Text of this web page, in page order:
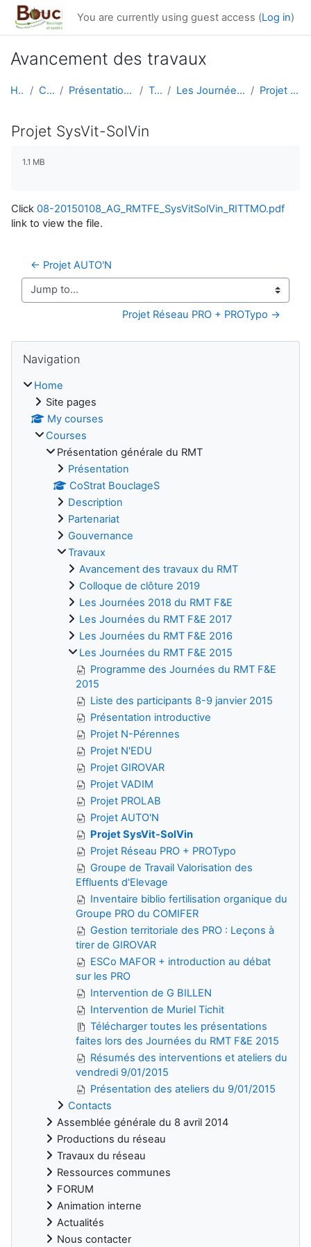
Skip to main content
You are currently using guest access (Log in)
Avancement des travaux
Home Courses Présentation générale du RMT Travaux Les Journées du RMT F&E 2015 Projet SysVit-SolVin
Projet SysVit-SolVin
1.1 MB
Click 08-20150108_AG_RMTFE_SysVitSolVin_RITTMO.pdf
link to view the file.
← Projet AUTO'N
Jump to...
Projet Réseau PRO + PROTypo →
Blocks
Navigation
Home
Site pages
My courses
Courses
Présentation générale du RMT
Présentation
CoStrat BouclageS
Description
Partenariat
Gouvernance
Travaux
Avancement des travaux du RMT
Colloque de clôture 2019
Les Journées 2018 du RMT F&E
Les Journées du RMT F&E 2017
Les Journées du RMT F&E 2016
Les Journées du RMT F&E 2015
Programme des Journées du RMT F&E
2015
Liste des participants 8-9 janvier 2015
Présentation introductive
Projet N-Pérennes
Projet N'EDU
Projet GIROVAR
Projet VADIM
Projet PROLAB
Projet AUTO'N
Projet SysVit-SolVin
Projet Réseau PRO + PROTypo
Groupe de Travail Valorisation des
Effluents d'Elevage
Inventaire biblio fertilisation organique du
Groupe PRO du COMIFER
Gestion territoriale des PRO : Leçons à
tirer de GIROVAR
ESCo MAFOR + introduction au débat
sur les PRO
Intervention de G BILLEN
Intervention de Muriel Tichit
Télécharger toutes les présentations
faites lors des Journées du RMT F&E 2015
Résumés des interventions et ateliers du
vendredi 9/01/2015
Présentation des ateliers du 9/01/2015
Contacts
Assemblée générale du 8 avril 2014
Productions du réseau
Travaux du réseau
Ressources communes
FORUM
Animation interne
Actualités
Nous contacter